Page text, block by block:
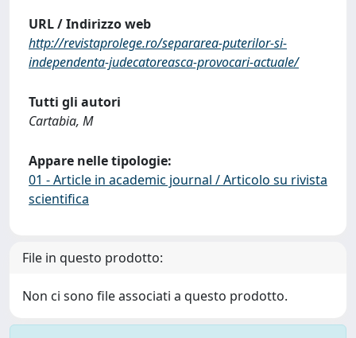
URL / Indirizzo web
http://revistaprolege.ro/separarea-puterilor-si-
independenta-judecatoreasca-provocari-actuale/
Tutti gli autori
Cartabia, M
Appare nelle tipologie:
01 - Article in academic journal / Articolo su rivista
scientifica
File in questo prodotto:
Non ci sono file associati a questo prodotto.